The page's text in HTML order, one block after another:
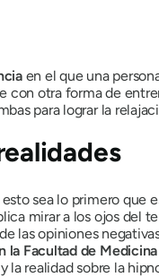
en el que una
con otra forma de
para lograr la
sea lo primero que
mirar a los ojos del
las opiniones
la Facultad de
la realidad sobre la